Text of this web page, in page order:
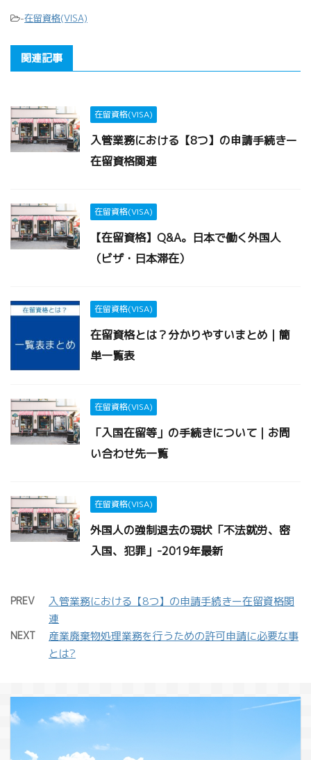
-在留資格(VISA)
関連記事
在留資格(VISA)
入管業務における【8つ】の申請手続きー
在留資格関連
在留資格(VISA)
【在留資格】Q&A。日本で働く外国人
（ビザ・日本滞在）
在留資格(VISA)
在留資格とは？分かりやすいまとめ｜簡
単一覧表
在留資格(VISA)
「入国在留等」の手続きについて｜お問
い合わせ先一覧
在留資格(VISA)
外国人の強制退去の現状「不法就労、密
入国、犯罪」-2019年最新
PREV
入管業務における【8つ】の申請手続きー在留資格関
連
NEXT
産業廃棄物処理業務を行うための許可申請に必要な事
とは?